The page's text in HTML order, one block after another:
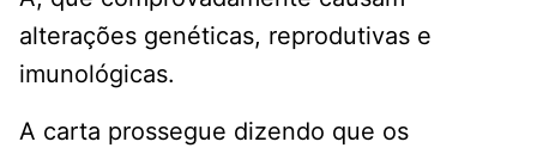
alterações genéticas, reprodutivas e
imunológicas.
A carta prossegue dizendo que os